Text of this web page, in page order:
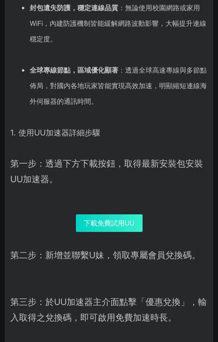
封包遺失防護，穩定連線品質：無論使用校園網路或家用
WiFi，內建防護機制皆能緩解網路波動影響，大幅提升連線
穩定度。
全球專線節點，區域優化顯著：透過全球高速專線與多節點
佈局，對國内各地玩家皆能實現高效加速，明顯縮短連線海
外伺服器的通訊時間。
1. 使用UU加速器詳細步驟
第一步：透過下方下載按鈕，取得最新安裝包安裝
UU加速器。
下載免費試用UU
第二步：新增並聯繫U妹，領取專屬會員兌換碼。
第三步：於UU加速器主介面點擊「優惠兌換」，輸
入取得之兌換碼，即可啟用免費加速時長。